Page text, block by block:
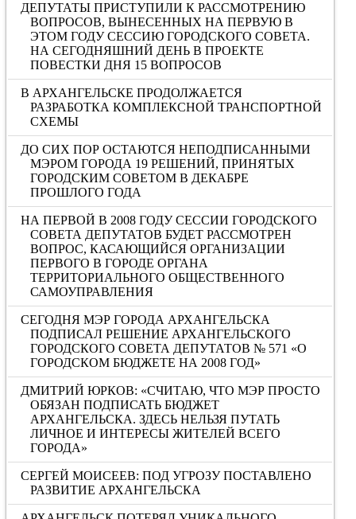
ДЕПУТАТЫ ПРИСТУПИЛИ К РАССМОТРЕНИЮ
ВОПРОСОВ, ВЫНЕСЕННЫХ НА ПЕРВУЮ В
ЭТОМ ГОДУ СЕССИЮ ГОРОДСКОГО СОВЕТА.
НА СЕГОДНЯШНИЙ ДЕНЬ В ПРОЕКТЕ
ПОВЕСТКИ ДНЯ 15 ВОПРОСОВ
В АРХАНГЕЛЬСКЕ ПРОДОЛЖАЕТСЯ
РАЗРАБОТКА КОМПЛЕКСНОЙ ТРАНСПОРТНОЙ
СХЕМЫ
ДО СИХ ПОР ОСТАЮТСЯ НЕПОДПИСАННЫМИ
МЭРОМ ГОРОДА 19 РЕШЕНИЙ, ПРИНЯТЫХ
ГОРОДСКИМ СОВЕТОМ В ДЕКАБРЕ
ПРОШЛОГО ГОДА
НА ПЕРВОЙ В 2008 ГОДУ СЕССИИ ГОРОДСКОГО
СОВЕТА ДЕПУТАТОВ БУДЕТ РАССМОТРЕН
ВОПРОС, КАСАЮЩИЙСЯ ОРГАНИЗАЦИИ
ПЕРВОГО В ГОРОДЕ ОРГАНА
ТЕРРИТОРИАЛЬНОГО ОБЩЕСТВЕННОГО
САМОУПРАВЛЕНИЯ
СЕГОДНЯ МЭР ГОРОДА АРХАНГЕЛЬСКА
ПОДПИСАЛ РЕШЕНИЕ АРХАНГЕЛЬСКОГО
ГОРОДСКОГО СОВЕТА ДЕПУТАТОВ № 571 «О
ГОРОДСКОМ БЮДЖЕТЕ НА 2008 ГОД»
ДМИТРИЙ ЮРКОВ: «СЧИТАЮ, ЧТО МЭР ПРОСТО
ОБЯЗАН ПОДПИСАТЬ БЮДЖЕТ
АРХАНГЕЛЬСКА. ЗДЕСЬ НЕЛЬЗЯ ПУТАТЬ
ЛИЧНОЕ И ИНТЕРЕСЫ ЖИТЕЛЕЙ ВСЕГО
ГОРОДА»
СЕРГЕЙ МОИСЕЕВ: ПОД УГРОЗУ ПОСТАВЛЕНО
РАЗВИТИЕ АРХАНГЕЛЬСКА